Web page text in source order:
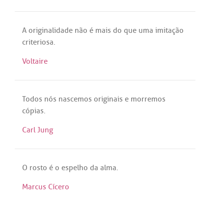
A originalidade não é mais do que uma imitação
criteriosa.
Voltaire
Todos nós nascemos originais e morremos
cópias.
Carl Jung
O rosto é o espelho da alma.
Marcus Cícero